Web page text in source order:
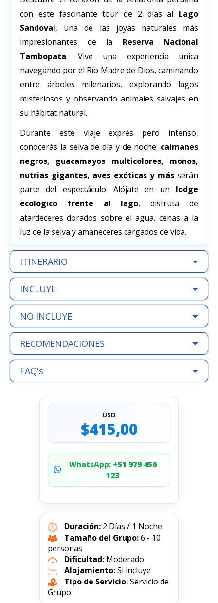
con este fascinante tour de 2 días al Lago
Sandoval, una de las joyas naturales más
impresionantes de la Reserva Nacional
Tambopata. Vive una experiencia única
navegando por el Río Madre de Dios, caminando
entre árboles milenarios, explorando lagos
misteriosos y observando animales salvajes en
su hábitat natural.
Durante este viaje exprés pero intenso,
conocerás la selva de día y de noche: caimanes
negros, guacamayos multicolores, monos,
nutrias gigantes, aves exóticas y másserán
parte del espectáculo. Alójate en un lodge
ecológico frente al lago, disfruta de
atardeceres dorados sobre el agua, cenas a la
luz de la selva y amaneceres cargados de vida.
ITINERARIO
INCLUYE
NO INCLUYE
RECOMENDACIONES
FAQ's
USD
$415,00
WhatsApp:+51 979 456
123
Duración: 2 Días / 1 Noche
Tamaño del Grupo:6 - 10
personas
Dificultad: Moderado
Alojamiento:Si incluye
Tipo de Servicio:Servicio de
Grupo